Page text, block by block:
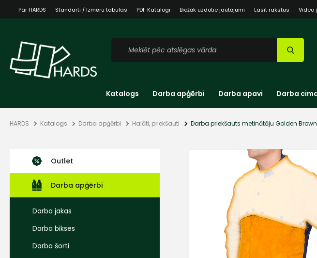
Par HARDS Standarti / Izmēru tabulas PDF Katalogi Biežāk uzdotie jautājumi Lasīt rakstus Video
Katalogs Darba apģērbi Darba apavi Darba
HARDS Katalogs Darba apģērbi Halāti, priekšauti Darba priekšauts metinātāju Golden Brown
Outlet
Darba apģērbi
Darba jakas
Darba bikses
Darba šorti